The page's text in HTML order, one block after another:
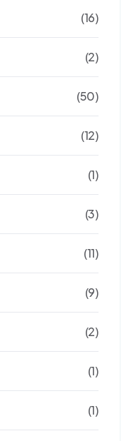
(16)
(2)
(50)
(12)
(1)
(3)
(11)
(9)
(2)
(1)
(1)